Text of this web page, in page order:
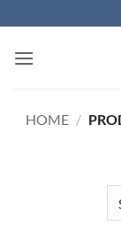
to
content
HOME /